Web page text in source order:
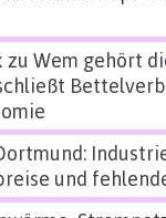
zu Wem gehört
und